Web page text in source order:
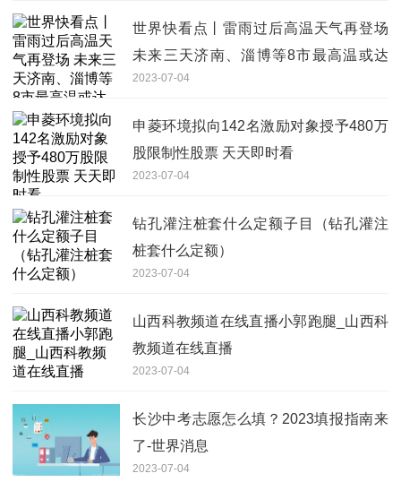
世界快看点丨雷雨过后高温天气再登场
未来三天济南、淄博等8市最高温或达
40℃
2023-07-04
申菱环境拟向142名激励对象授予480万
股限制性股票 天天即时看
2023-07-04
钻孔灌注桩套什么定额子目（钻孔灌注
桩套什么定额）
2023-07-04
山西科教频道在线直播小郭跑腿_山西科
教频道在线直播
2023-07-04
长沙中考志愿怎么填？2023填报指南来
了-世界消息
2023-07-04